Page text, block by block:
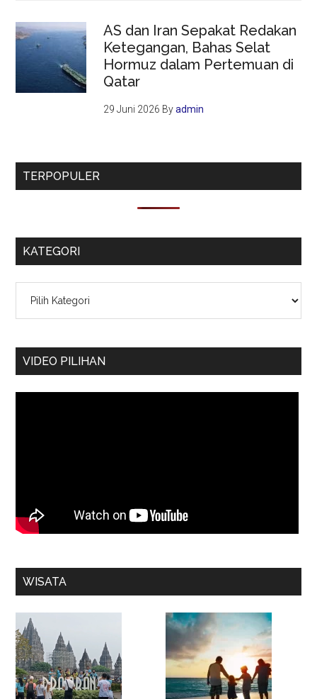
AS dan Iran Sepakat Redakan
Ketegangan, Bahas Selat
Hormuz dalam Pertemuan di
Qatar
29 Juni 2026 Byadmin
TERPOPULER
KATEGORI
VIDEO PILIHAN
WISATA